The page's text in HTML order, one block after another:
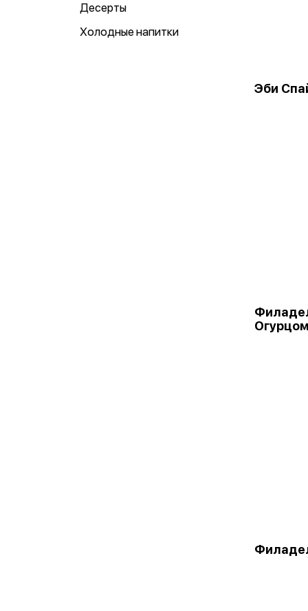
Десерты
Холодные напитки
Эби
Огурцом